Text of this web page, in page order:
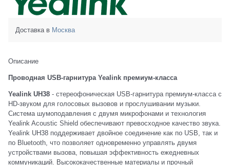
Доставка в Москва
Описание
Проводная USB-гарнитура Yealink премиум-класса
Yealink UH38 - стереофоническая USB-гарнитура премиум-класса с
HD-звуком для голосовых вызовов и прослушивании музыки.
Система шумоподавления с двумя микрофонами и технология
Yealink Acoustic Shield обеспечивают превосходное качество звука.
Yealink UH38 поддерживает двойное соединение как по USB, так и
по Bluetooth, что позволяет одновременно управлять двумя
устройствами вызова, повышая эффективность ежедневных
коммуникаций. Высококачественные материалы и прочный